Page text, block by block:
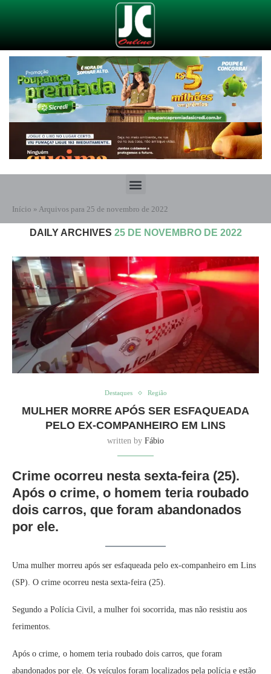
Início » Arquivos para 25 de novembro de 2022
DAILY ARCHIVES 25 DE NOVEMBRO DE 2022
Destaques Região
MULHER MORRE APÓS SER ESFAQUEADA
PELO EX-COMPANHEIRO EM LINS
written by Fábio
Crime ocorreu nesta sexta-feira (25).
Após o crime, o homem teria roubado
dois carros, que foram abandonados
por ele.
Uma mulher morreu após ser esfaqueada pelo ex-companheiro em Lins
(SP). O crime ocorreu nesta sexta-feira (25).
Segundo a Polícia Civil, a mulher foi socorrida, mas não resistiu aos
ferimentos.
Após o crime, o homem teria roubado dois carros, que foram
abandonados por ele. Os veículos foram localizados pela polícia e estão